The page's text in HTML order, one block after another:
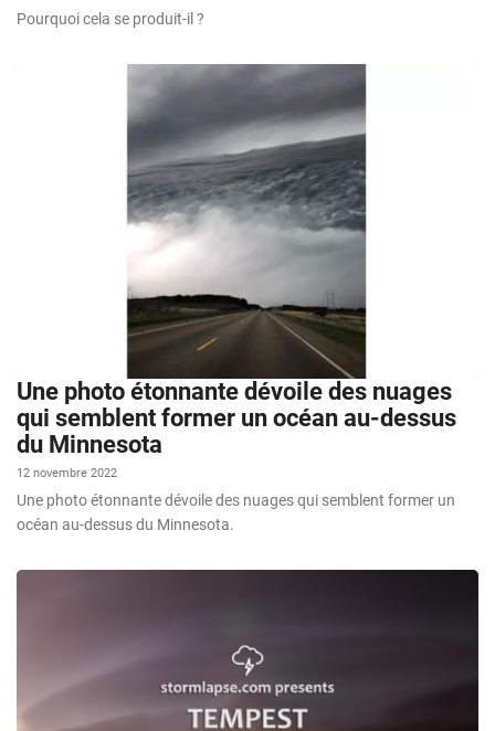
Pourquoi cela se produit-il ?
Une photo étonnante dévoile des nuages
qui semblent former un océan au-dessus
du Minnesota
12 novembre 2022
Une photo étonnante dévoile des nuages qui semblent former un
océan au-dessus du Minnesota.